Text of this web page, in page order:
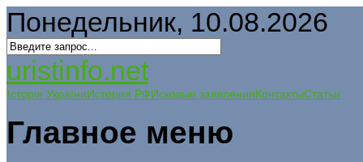
Понедельник, 10.08.2026
uristinfo.net
Історія УкраїниИстория РФИсковые заявленияКонтактыСтатьи
Главное меню